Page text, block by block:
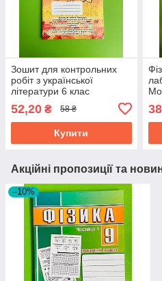
Зошит для контрольних
робіт з української
літератури 6 клас
52,20 ₴ 58 ₴
Купити
Акційні пропозиції та
–10%